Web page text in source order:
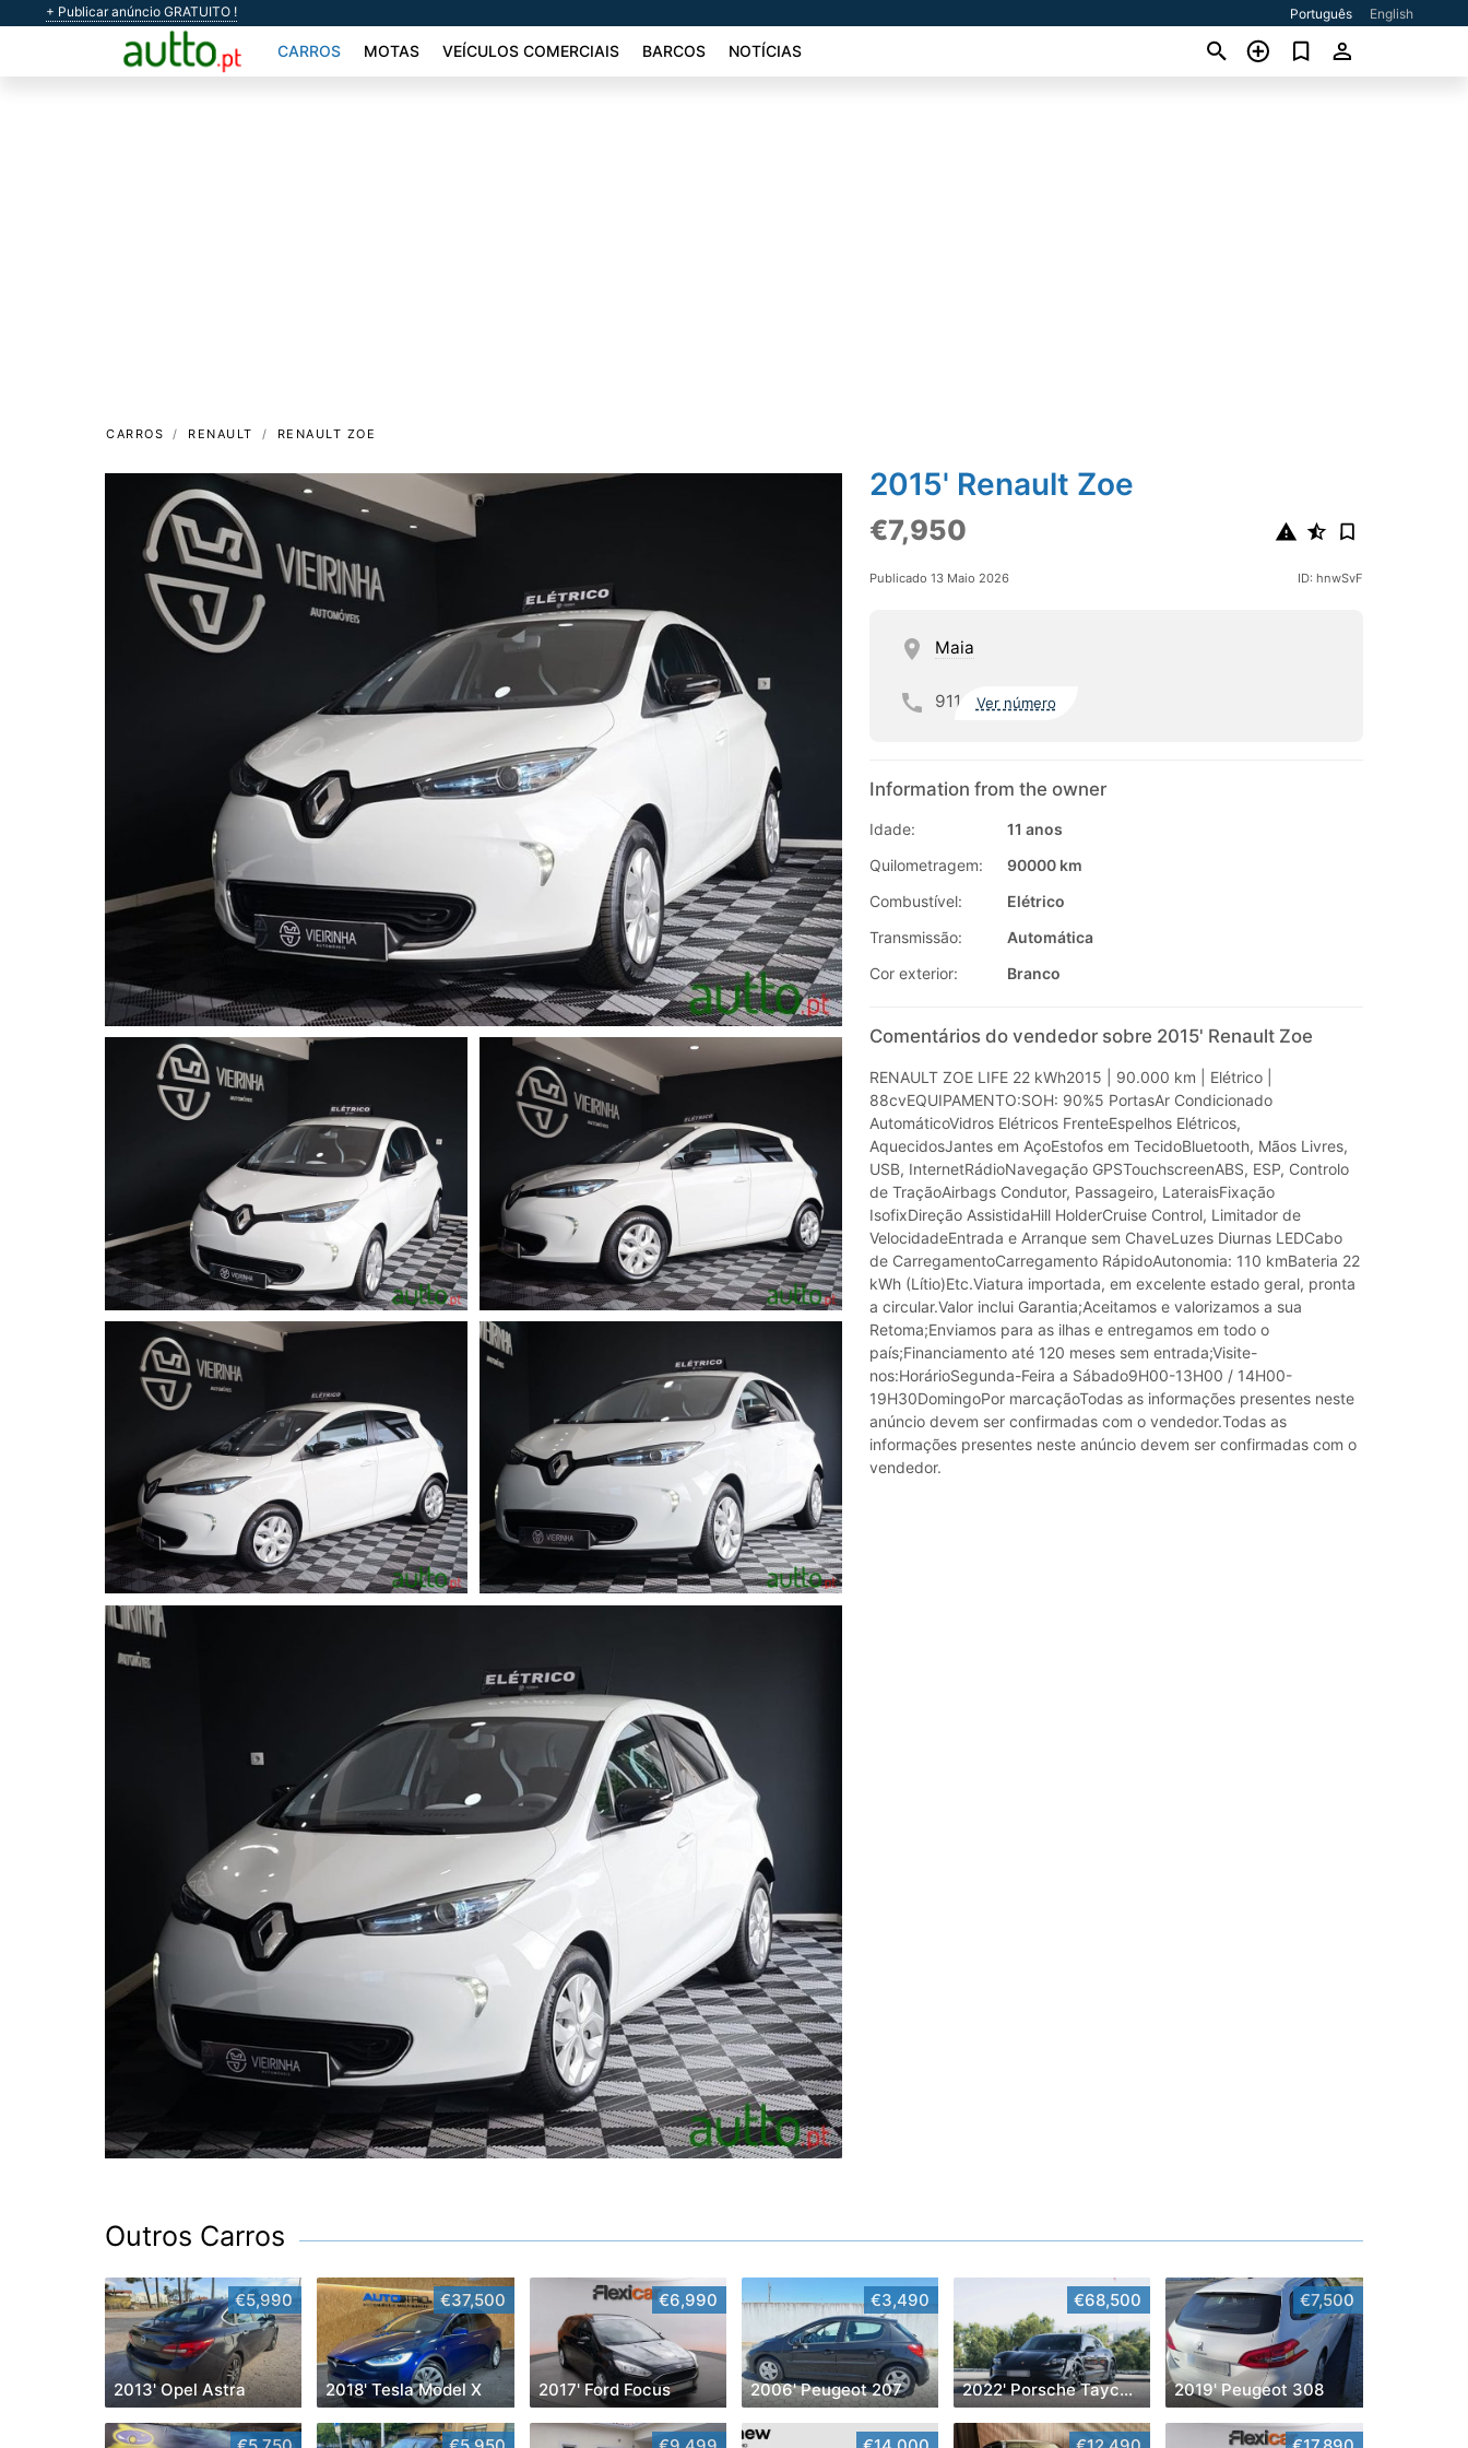
+ Publicar anúncio GRATUITO ! Português English
CARROS MOTAS VEÍCULOS COMERCIAIS BARCOS NOTÍCIAS
CARROS RENAULT RENAULT ZOE
2015' Renault Zoe
€7,950
Publicado 13 Maio 2026 ID: hnwSvF
Maia
911 Ver número
Information from the owner
Idade:
11 anos
Quilometragem:
90000 km
Combustível:
Elétrico
Transmissão:
Automática
Cor exterior:
Branco
Comentários do vendedor sobre 2015' Renault Zoe
RENAULT ZOE LIFE 22 kWh2015 | 90.000 km | Elétrico |
88cvEQUIPAMENTO:SOH: 90%5 PortasAr Condicionado
AutomáticoVidros Elétricos FrenteEspelhos Elétricos,
AquecidosJantes em AçoEstofos em TecidoBluetooth, Mãos Livres,
USB, InternetRádioNavegação GPSTouchscreenABS, ESP, Controlo
de TraçãoAirbags Condutor, Passageiro, LateraisFixação
IsofixDireção AssistidaHill HolderCruise Control, Limitador de
VelocidadeEntrada e Arranque sem ChaveLuzes Diurnas LEDCabo
de CarregamentoCarregamento RápidoAutonomia: 110 kmBateria 22
kWh (Lítio)Etc.Viatura importada, em excelente estado geral, pronta
a circular.Valor inclui Garantia;Aceitamos e valorizamos a sua
Retoma;Enviamos para as ilhas e entregamos em todo o
país;Financiamento até 120 meses sem entrada;Visite-
nos:HorárioSegunda-Feira a Sábado9H00-13H00 / 14H00-
19H30DomingoPor marcaçãoTodas as informações presentes neste
anúncio devem ser confirmadas com o vendedor.Todas as
informações presentes neste anúncio devem ser confirmadas com o
vendedor.
Outros Carros
€5,990
2013' Opel Astra
€37,500
2018' Tesla Model X
€6,990
2017' Ford Focus
€3,490
2006' Peugeot 207
€68,500
2022' Porsche Taycan Cross Turismo 4
€7,500
2019' Peugeot 308